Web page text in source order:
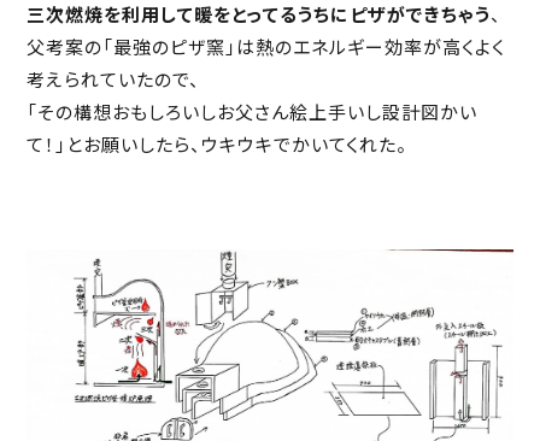
三次燃焼を利用して暖をとってるうちにピザができちゃう、
父考案の「最強のピザ窯」は熱のエネルギー効率が高くよく
考えられていたので、
「その構想おもしろいしお父さん絵上手いし設計図かい
て！」とお願いしたら、ウキウキでかいてくれた。